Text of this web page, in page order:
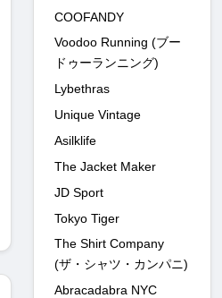
COOFANDY
Voodoo Running (ブー
ドゥーランニング)
Lybethras
Unique Vintage
Asilklife
The Jacket Maker
JD Sport
Tokyo Tiger
The Shirt Company
(ザ・シャツ・カンパニ)
Abracadabra NYC